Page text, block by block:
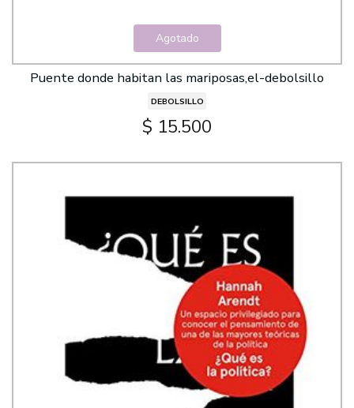
Agotado
Puente donde habitan las mariposas,el-debolsillo
DEBOLSILLO
$ 15.500